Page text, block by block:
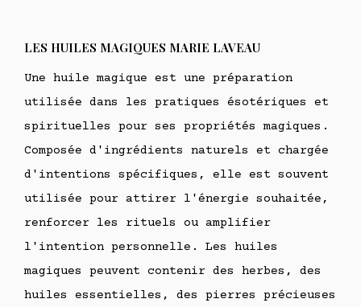
LES HUILES MAGIQUES MARIE LAVEAU
Une huile magique est une préparation
utilisée dans les pratiques ésotériques et
spirituelles pour ses propriétés magiques.
Composée d'ingrédients naturels et chargée
d'intentions spécifiques, elle est souvent
utilisée pour attirer l'énergie souhaitée,
renforcer les rituels ou amplifier
l'intention personnelle. Les huiles
magiques peuvent contenir des herbes, des
huiles essentielles, des pierres précieuses